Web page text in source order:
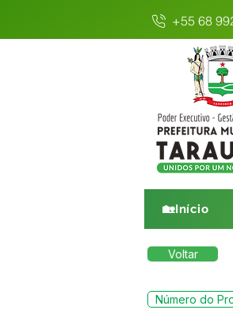
+55 68
🏡Início
Voltar
Número do